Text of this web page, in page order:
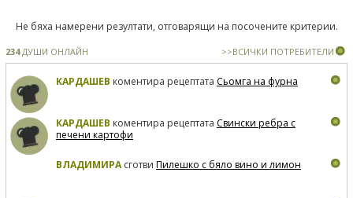
Не бяха намерени резултати, отговарящи на посочените критерии.
234ДУШИ ОНЛАЙН >>ВСИЧКИ ПОТРЕБИТЕЛИ
КАРДАШЕВ коментира рецептата Сьомга на фурна
КАРДАШЕВ коментира рецептата Свински ребра с
печени картофи
ВЛАДИМИРАсготви Пилешко с бяло вино и лимон